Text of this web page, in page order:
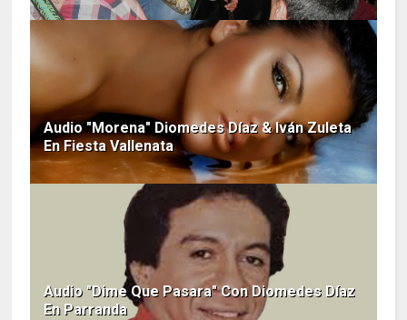
Audio "Morena" Diomedes Díaz & Iván Zuleta
En Fiesta Vallenata
Audio "Dime Que Pasara" Con Diomedes Díaz
En Parranda